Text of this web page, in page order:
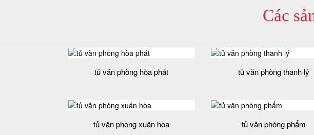
Các
tủ văn phòng hòa phát tủ văn phòng thanh lý
tủ văn phòng xuân hòa tủ văn phòng phẩm